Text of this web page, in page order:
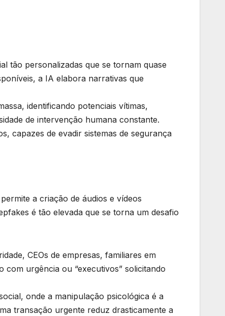
tão personalizadas que se tornam quase
a IA elabora narrativas que
identificando potenciais vítimas,
de intervenção humana constante.
capazes de evadir sistemas de segurança
a criação de áudios e vídeos
é tão elevada que se torna um desafio
CEOs de empresas, familiares em
com urgência ou “executivos” solicitando
onde a manipulação psicológica é a
transação urgente reduz drasticamente a